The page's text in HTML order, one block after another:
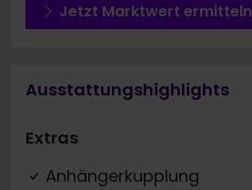
Jetzt Marktwert ermitteln
Ausstattungshighlights
Extras
Anhängerkupplung